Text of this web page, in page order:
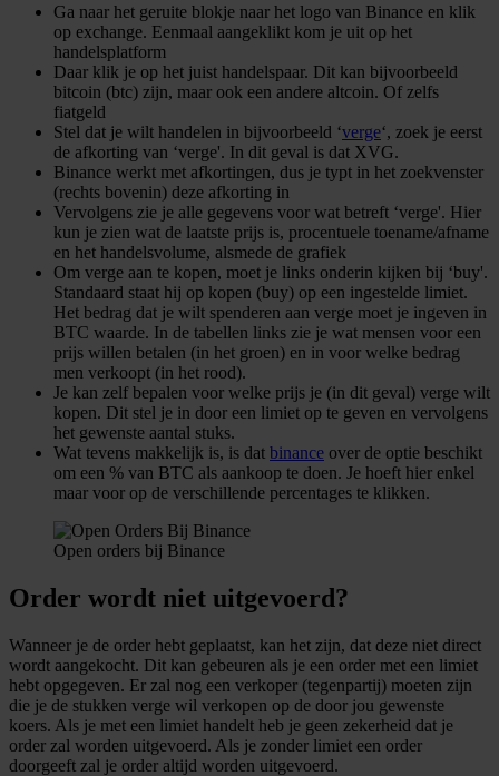
Ga naar het geruite blokje naar het logo van Binance en klik
op exchange. Eenmaal aangeklikt kom je uit op het
handelsplatform
Daar klik je op het juist handelspaar. Dit kan bijvoorbeeld
bitcoin (btc) zijn, maar ook een andere altcoin. Of zelfs
fiatgeld
Stel dat je wilt handelen in bijvoorbeeld ‘verge‘, zoek je eerst
de afkorting van ‘verge'. In dit geval is dat XVG.
Binance werkt met afkortingen, dus je typt in het zoekvenster
(rechts bovenin) deze afkorting in
Vervolgens zie je alle gegevens voor wat betreft ‘verge'. Hier
kun je zien wat de laatste prijs is, procentuele toename/afname
en het handelsvolume, alsmede de grafiek
Om verge aan te kopen, moet je links onderin kijken bij ‘buy'.
Standaard staat hij op kopen (buy) op een ingestelde limiet.
Het bedrag dat je wilt spenderen aan verge moet je ingeven in
BTC waarde. In de tabellen links zie je wat mensen voor een
prijs willen betalen (in het groen) en in voor welke bedrag
men verkoopt (in het rood).
Je kan zelf bepalen voor welke prijs je (in dit geval) verge wilt
kopen. Dit stel je in door een limiet op te geven en vervolgens
het gewenste aantal stuks.
Wat tevens makkelijk is, is dat binance over de optie beschikt
om een % van BTC als aankoop te doen. Je hoeft hier enkel
maar voor op de verschillende percentages te klikken.
Open orders bij Binance
Order wordt niet uitgevoerd?
Wanneer je de order hebt geplaatst, kan het zijn, dat deze niet direct
wordt aangekocht. Dit kan gebeuren als je een order met een limiet
hebt opgegeven. Er zal nog een verkoper (tegenpartij) moeten zijn
die je de stukken verge wil verkopen op de door jou gewenste
koers. Als je met een limiet handelt heb je geen zekerheid dat je
order zal worden uitgevoerd. Als je zonder limiet een order
doorgeeft zal je order altijd worden uitgevoerd.